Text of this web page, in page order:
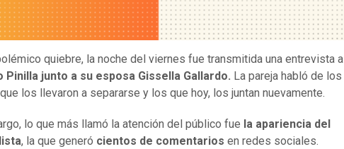
quiebre, la noche del viernes fue transmitida una entrevista a
Pinilla junto a su esposa Gissella Gallardo. La pareja habló de los
los llevaron a separarse y los que hoy, los juntan nuevamente.
lo que más llamó la atención del público fue la apariencia del
, la que generó cientos de comentarios en redes sociales.